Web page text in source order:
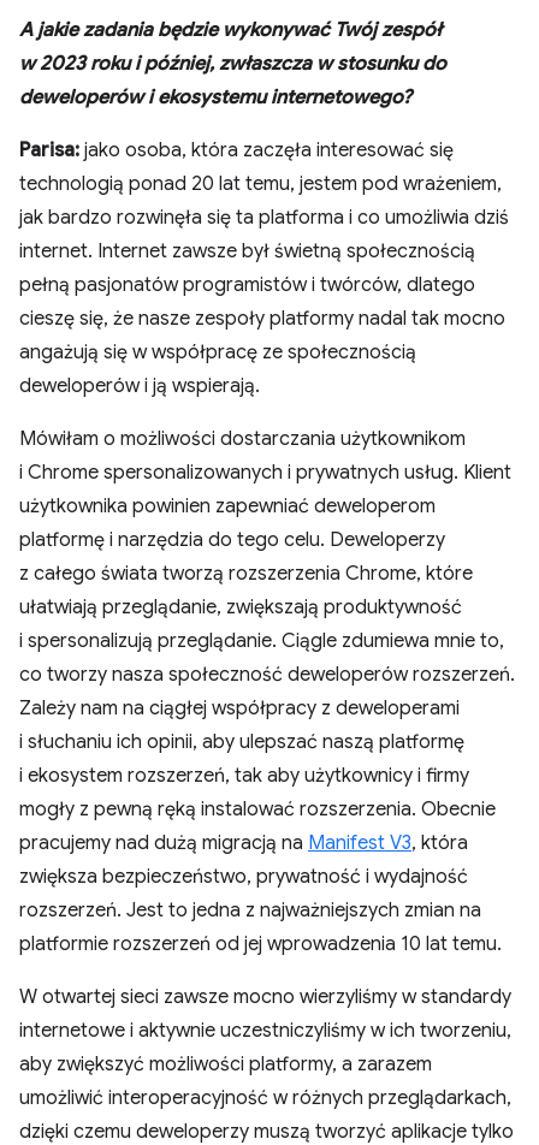
A jakie zadania będzie wykonywać Twój zespół
w 2023 roku i później, zwłaszcza w stosunku do
deweloperów i ekosystemu internetowego?
Parisa: jako osoba, która zaczęła interesować się
technologią ponad 20 lat temu, jestem pod wrażeniem,
jak bardzo rozwinęła się ta platforma i co umożliwia dziś
internet. Internet zawsze był świetną społecznością
pełną pasjonatów programistów i twórców, dlatego
cieszę się, że nasze zespoły platformy nadal tak mocno
angażują się w współpracę ze społecznością
deweloperów i ją wspierają.
Mówiłam o możliwości dostarczania użytkownikom
i Chrome spersonalizowanych i prywatnych usług. Klient
użytkownika powinien zapewniać deweloperom
platformę i narzędzia do tego celu. Deweloperzy
z całego świata tworzą rozszerzenia Chrome, które
ułatwiają przeglądanie, zwiększają produktywność
i spersonalizują przeglądanie. Ciągle zdumiewa mnie to,
co tworzy nasza społeczność deweloperów rozszerzeń.
Zależy nam na ciągłej współpracy z deweloperami
i słuchaniu ich opinii, aby ulepszać naszą platformę
i ekosystem rozszerzeń, tak aby użytkownicy i firmy
mogły z pewną ręką instalować rozszerzenia. Obecnie
pracujemy nad dużą migracją na Manifest V3, która
zwiększa bezpieczeństwo, prywatność i wydajność
rozszerzeń. Jest to jedna z najważniejszych zmian na
platformie rozszerzeń od jej wprowadzenia 10 lat temu.
W otwartej sieci zawsze mocno wierzyliśmy w standardy
internetowe i aktywnie uczestniczyliśmy w ich tworzeniu,
aby zwiększyć możliwości platformy, a zarazem
umożliwić interoperacyjność w różnych przeglądarkach,
dzięki czemu deweloperzy muszą tworzyć aplikacje tylko